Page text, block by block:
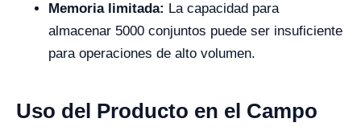
Memoria limitada: La capacidad para
almacenar 5000 conjuntos puede ser insuficiente
para operaciones de alto volumen.
Uso del Producto en el Campo